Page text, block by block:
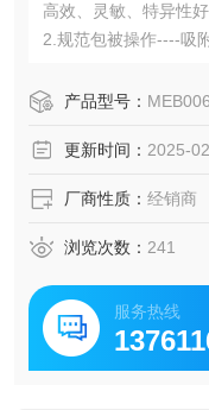
高效、灵敏、特异性好
2.规范包被操作----吸
4.适用于血浆、血清
5.可检测动物类型丰
6.检测指标齐全：炎
子、趋化因子、生长
产品型号： MEB006
更新时间： 2025-
厂商性质： 经销商
浏览次数： 241
服务热线